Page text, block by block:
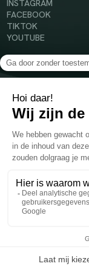
INSTAGRAM
FACEBOOK
TIKTOK
YOUTUBE
Voedingssupplement dat
evenwichtige voeding